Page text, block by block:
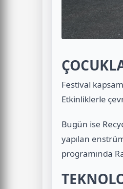
Festival
Etkinliklerle
Bugün ise
yapılan
programında